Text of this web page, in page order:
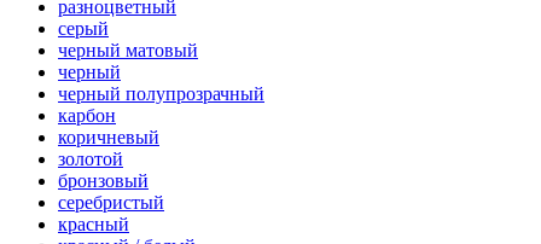
разноцветный
серый
черный матовый
черный
черный полупрозрачный
карбон
коричневый
золотой
бронзовый
серебристый
красный